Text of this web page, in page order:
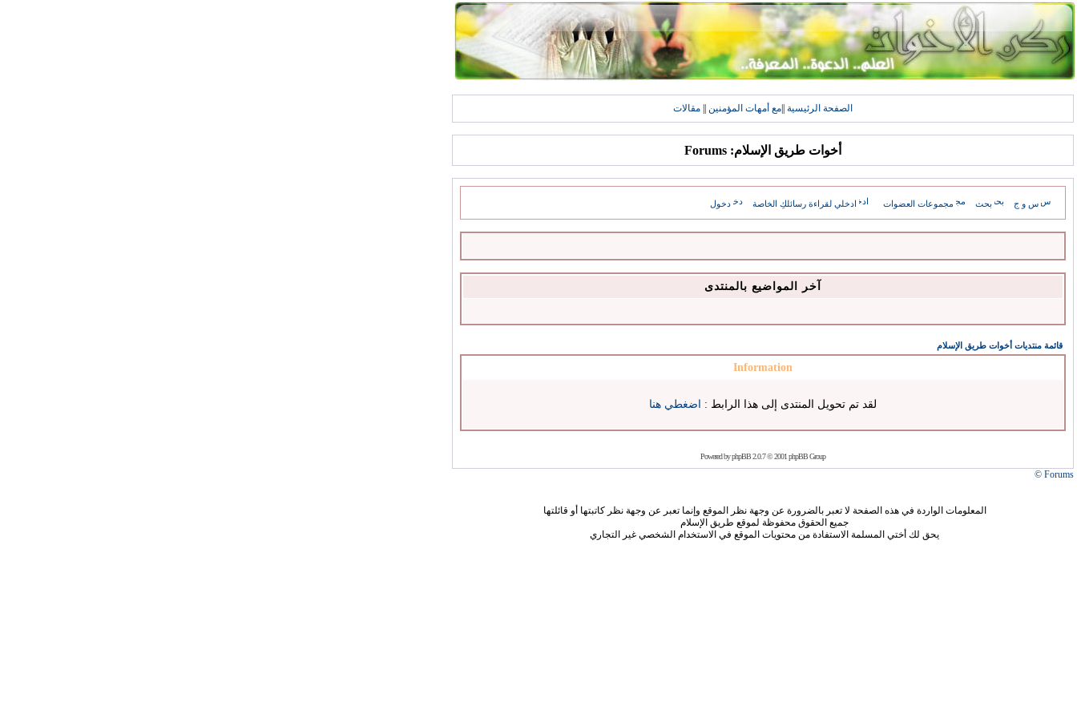
الصفحة الرئيسية مع أمهات المؤمنين مقالات
أخوات طريق الإسلام: Forums
س و ج بحث مجموعات العضوات ادخلي لقراءة رسائلكِ الخاصة دخول
آخر المواضيع بالمنتدى
قائمة منتديات أخوات طريق الإسلام
Information
لقد تم تحويل المنتدى إلى هذا الرابط : اضغطي هنا
Powered byphpBB2.0.7 © 2001 phpBB Group
Forums ©
المعلومات الواردة في هذه الصفحة لا تعبر بالضرورة عن وجهة نظر الموقع وإنما تعبر عن وجهة نظر كاتبتها أو قائلتها
جميع الحقوق محفوظة لموقع طريق الإسلام
يحق لك أختي المسلمة الاستفادة من محتويات الموقع في الاستخدام الشخصي غير التجاري